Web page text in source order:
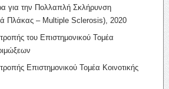
για την Πολλαπλή Σκλήρυνση
Πλάκας – Multiple Sclerosis), 2020
του Επιστημονικού Τομέα
Επιστημονικού Τομέα Κοινοτικής